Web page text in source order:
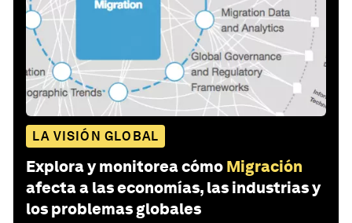
LA VISIÓN GLOBAL
Explora y monitorea cómo Migración
afecta a las economías, las industrias y
los problemas globales